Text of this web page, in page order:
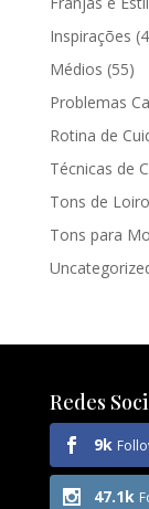
Inspirações
Médios (55)
Problemas
Rotina de
Técnicas de
Tons de Loiro
Tons para
Redes
9k
47.1k